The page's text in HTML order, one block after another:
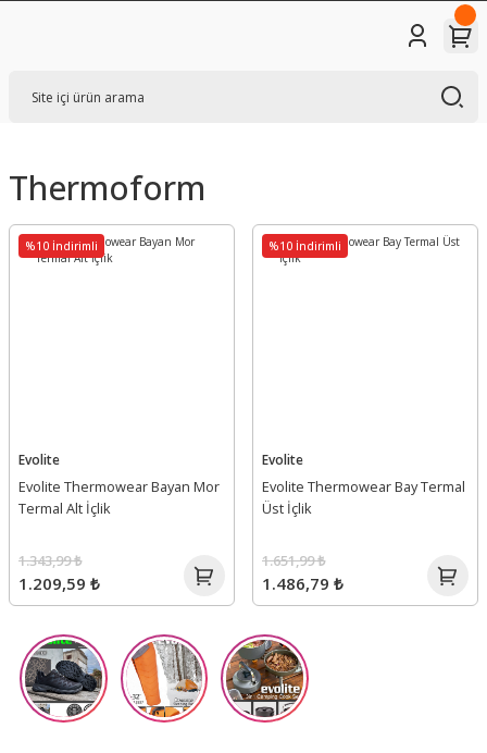
Thermoform
%10 İndirimli
Evolite
Evolite Thermowear Bayan Mor
Termal Alt İçlik
1.209,59 ₺
1.343,99 ₺
%10 İndirimli
Evolite
Evolite Thermowear Bay Termal
Üst İçlik
1.486,79 ₺
1.651,99 ₺